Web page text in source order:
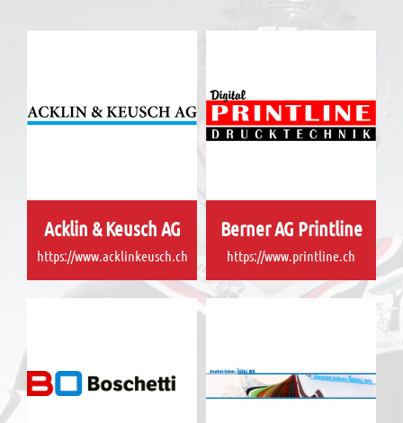
Acklin & Keusch AG
https://www.acklinkeusch.ch
Berner AG Printline
https://www.printline.ch